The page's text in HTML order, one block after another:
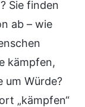
Sie finden
ab – wie
kämpfen,
um Würde?
„kämpfen“